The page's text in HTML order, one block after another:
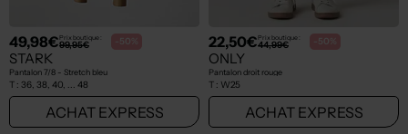
49,98€Prix boutique :
99,95€ -50%
STARK
Pantalon 7/8 - Stretch bleu
T : 36, 38, 40, ... 48
ACHAT EXPRESS
22,50€Prix boutique :
44,99€ -50%
ONLY
Pantalon droit rouge
T : W25
ACHAT EXPRESS